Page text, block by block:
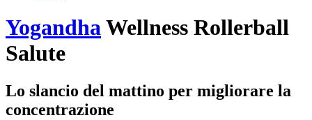
YogandhaWellness Rollerball
Salute
Lo slancio del mattino per migliorare la
concentrazione